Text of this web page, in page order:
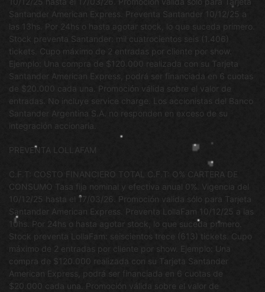
Santander American Express. Preventa Santander 10/12/25 a
las 13hs. Por 24hs o hasta agotar stock, lo que suceda primero.
Stock preventa Santander: mil cuatrocientos seis (1.406)
tickets. Cupo máximo de 2 entradas por cliente por show.
Ejemplo: Una compra de $120.000 realizada con su Tarjeta
Santander American Express, podrá ser financiada en 6 cuotas
de $20.000 cada una. Promoción válida sobre el valor de
entradas. No incluye service charge. Los accionistas del Banco
Santander Argentina S.A. no responden en exceso de su
integración accionaria.
PREVENTA LOLLAFAM
C.F.T: COSTO FINANCIERO TOTAL C.F.T: O% CARTERA DE
CONSUMO Tasa fija nominal y efectiva anual 0%. Vigencia del
10/12/25 hasta el 17/03/26. Promoción valida sólo para Tarjeta
Santander American Express. Preventa LollaFam 10/12/25 a las
10hs. Por 24hs o hasta agotar stock, lo que suceda primero.
Stock preventa LollaFam: seiscientos trece (613) tickets. Cupo
máximo de 2 entradas por cliente por show. Ejemplo: Una
compra de $120.000 realizada con su Tarjeta Santander
American Express, podrá ser financiada en 6 cuotas de
$20.000 cada una. Promoción válida sobre el valor de